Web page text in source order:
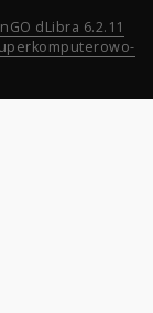
dLibra 6.2.11